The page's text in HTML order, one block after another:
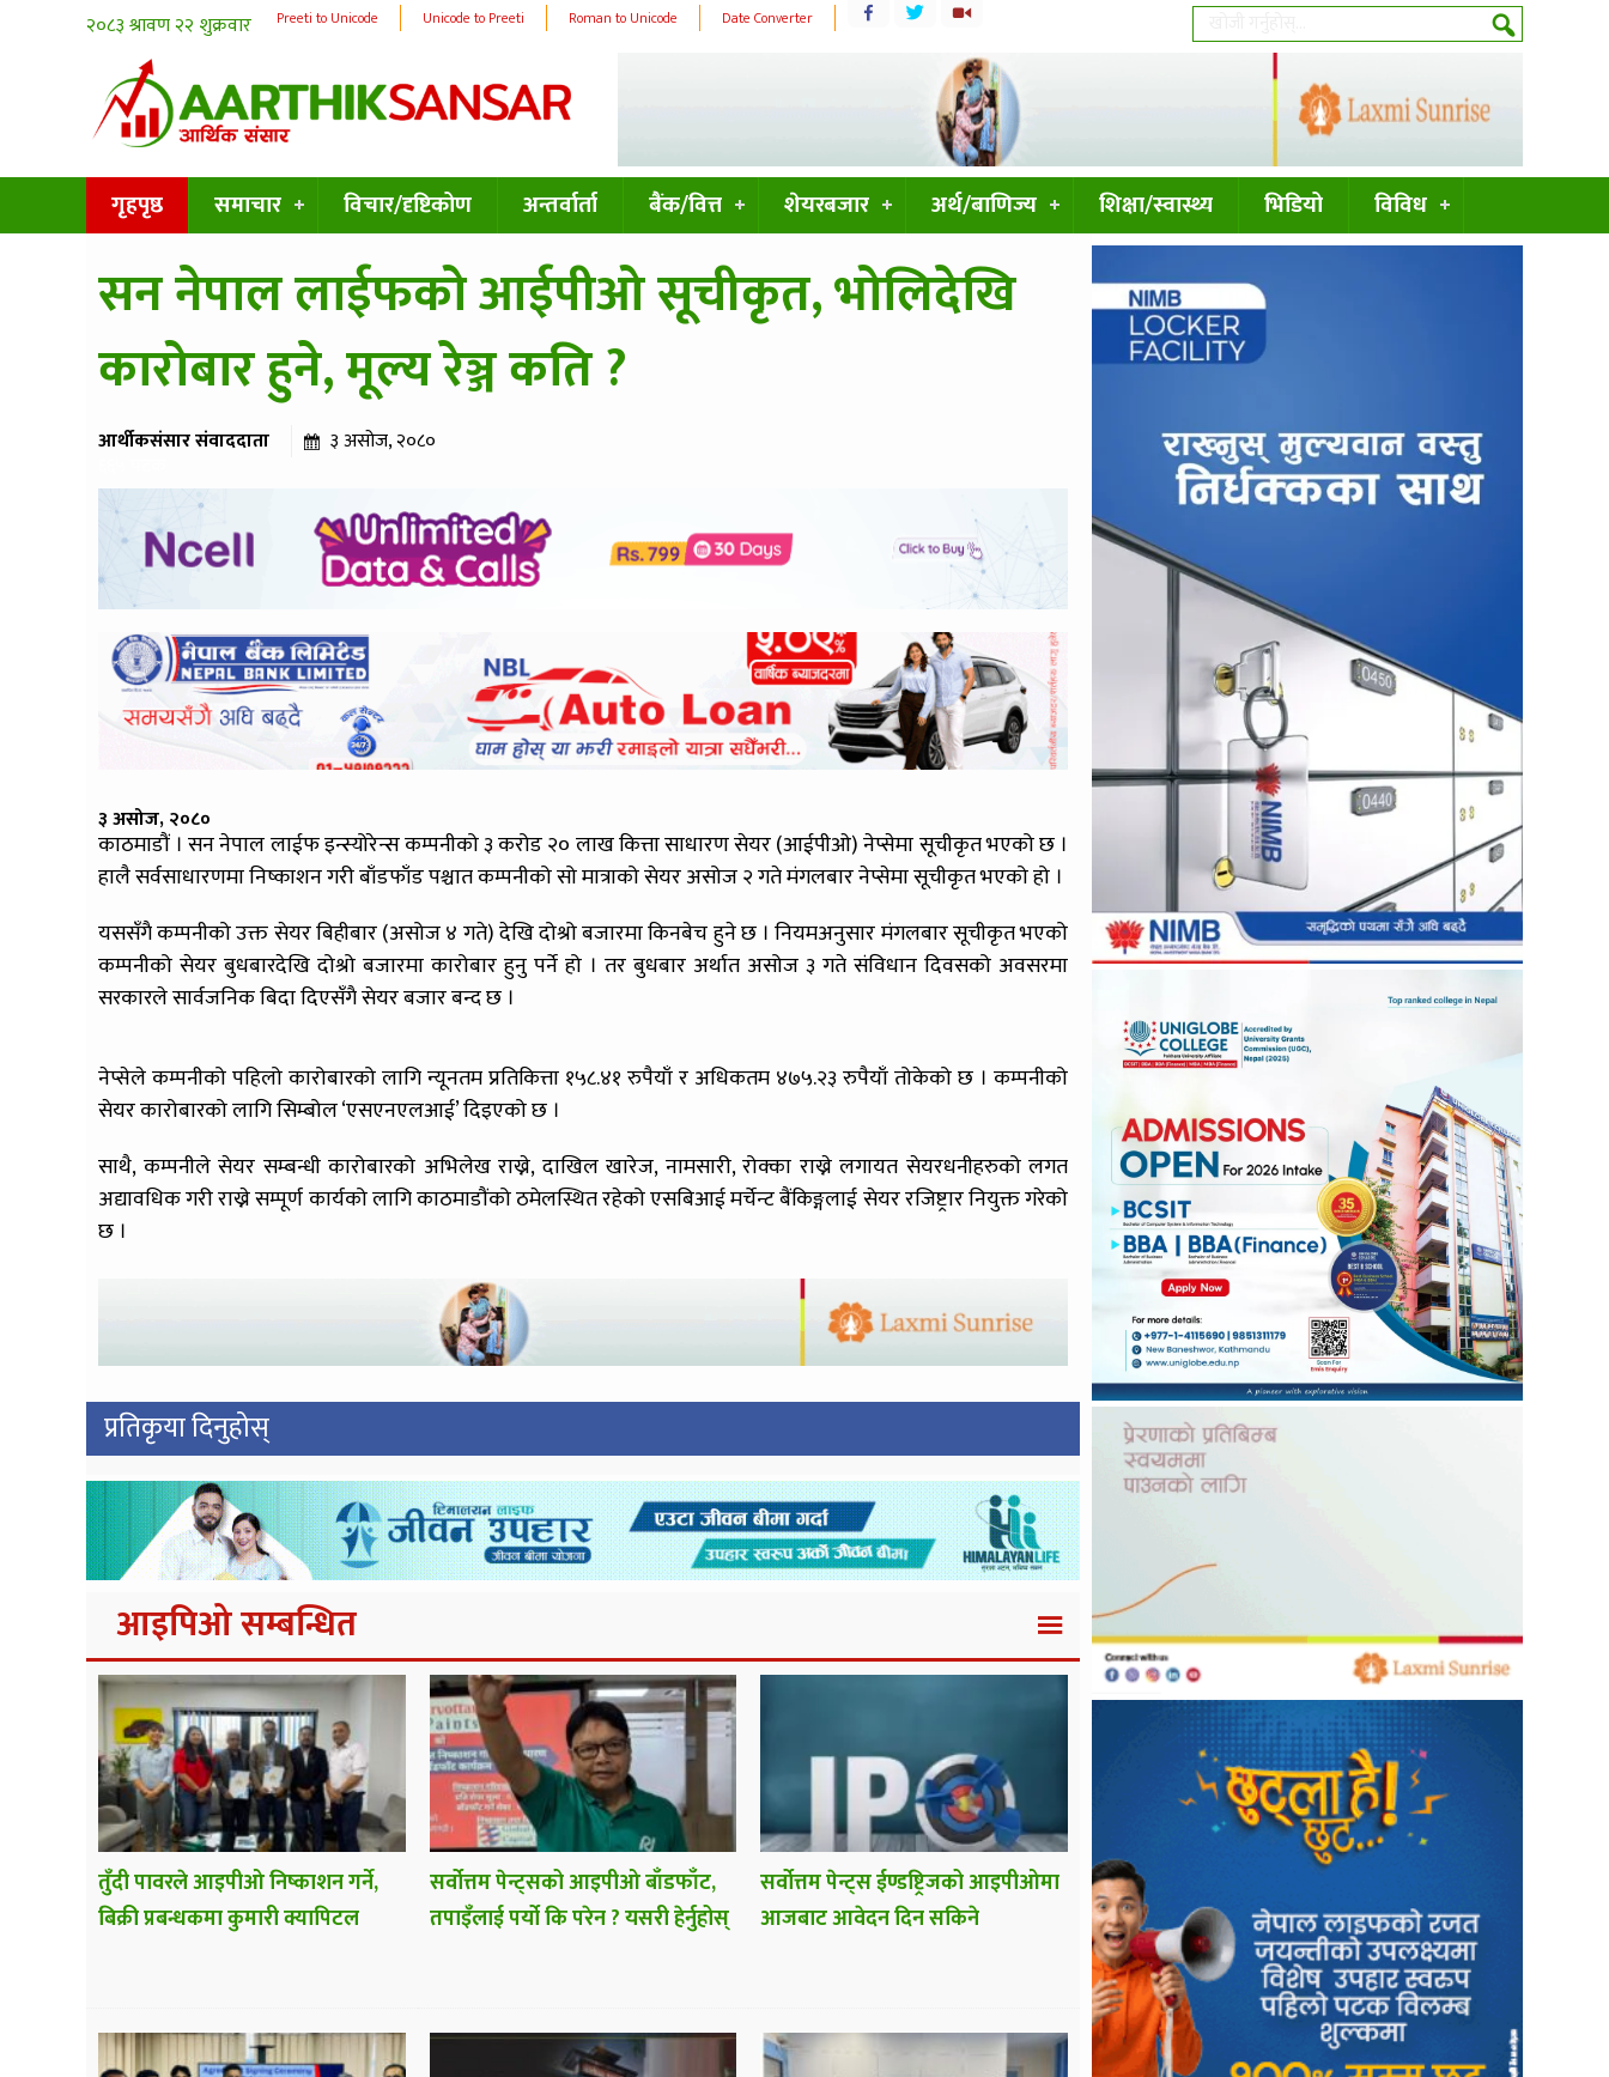
Preeti to Unicode Unicode to Preeti Roman to Unicode Date Converter
गृहपृष्ठ समाचार विचार/दृष्टिकोण अन्तर्वार्ता बैंक/वित्त शेयरबजार अर्थ/बाणिज्य शिक्षा/स्वास्थ्य भिडियो विविध
सन नेपाल लाईफको आईपीओ सूचीकृत, भोलिदेखि
कारोबार हुने, मूल्य रेञ्ज कति ?
आर्थीकसंसार संवाददाता ३ असोज, २०८०
३ असोज, २०८०
काठमाडौं । सन नेपाल लाईफ इन्स्योरेन्स कम्पनीको ३ करोड २० लाख कित्ता साधारण सेयर (आईपीओ) नेप्सेमा सूचीकृत भएको छ ।
हालै सर्वसाधारणमा निष्काशन गरी बाँडफाँड पश्चात कम्पनीको सो मात्राको सेयर असोज २ गते मंगलबार नेप्सेमा सूचीकृत भएको हो ।
यससँगै कम्पनीको उक्त सेयर बिहीबार (असोज ४ गते) देखि दोश्रो बजारमा किनबेच हुने छ । नियमअनुसार मंगलबार सूचीकृत भएको
कम्पनीको सेयर बुधबारदेखि दोश्रो बजारमा कारोबार हुनु पर्ने हो । तर बुधबार अर्थात असोज ३ गते संविधान दिवसको अवसरमा
सरकारले सार्वजनिक बिदा दिएसँगै सेयर बजार बन्द छ ।
नेप्सेले कम्पनीको पहिलो कारोबारको लागि न्यूनतम प्रतिकित्ता १५८.४१ रुपैयाँ र अधिकतम ४७५.२३ रुपैयाँ तोकेको छ । कम्पनीको
सेयर कारोबारको लागि सिम्बोल ‘एसएनएलआई’ दिइएको छ ।
साथै, कम्पनीले सेयर सम्बन्धी कारोबारको अभिलेख राख्ने, दाखिल खारेज, नामसारी, रोक्का राख्ने लगायत सेयरधनीहरुको लगत
अद्यावधिक गरी राख्ने सम्पूर्ण कार्यको लागि काठमाडौंको ठमेलस्थित रहेको एसबिआई मर्चेन्ट बैंकिङ्गलाई सेयर रजिष्ट्रार नियुक्त गरेको
छ ।
प्रतिकृया दिनुहोस्
आइपिओ सम्बन्धित
तुँदी पावरले आइपीओ निष्काशन गर्ने,
बिक्री प्रबन्धकमा कुमारी क्यापिटल
सर्वोत्तम पेन्ट्सको आइपीओ बाँडफाँट,
तपाइँलाई पर्यो कि परेन ? यसरी हेर्नुहोस्
सर्वोत्तम पेन्ट्स ईण्डष्ट्रिजको आइपीओमा
आजबाट आवेदन दिन सकिने